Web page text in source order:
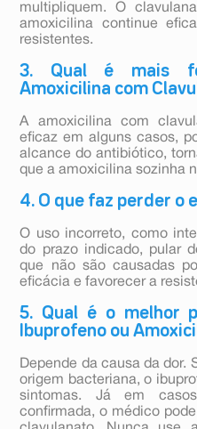
multipliquem. O
amoxicilina continue
resistentes.
3. Qual é mais
Amoxicilina com
A amoxicilina com
eficaz em alguns casos,
alcance do antibiótico,
que a amoxicilina sozinha
4. O que faz perder o
O uso incorreto, como
do prazo indicado, pular
que não são causadas
eficácia e favorecer a
5. Qual é o melhor
Ibuprofeno ou
Depende da causa da dor.
origem bacteriana, o
sintomas. Já em
confirmada, o médico